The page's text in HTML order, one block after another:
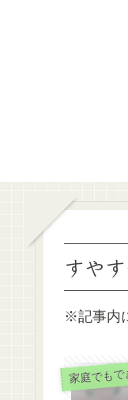
すや
※記事内
家庭でも